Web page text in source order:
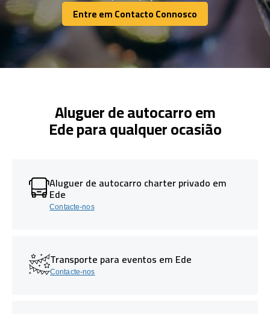
Entre em Contacto Connosco
Entre em Contacto Connosco
Aluguer de autocarro em
Ede para qualquer ocasião
Aluguer de autocarro charter privado em
Ede
Contacte-nos
Transporte para eventos em Ede
Contacte-nos